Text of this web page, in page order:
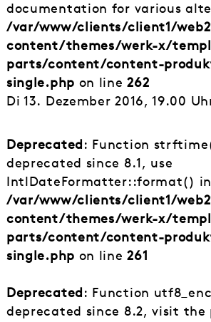
documentation for various
/var/www/clients/client1/
content/themes/werk-x/
parts/content/content-
single.php on line262
Di 13. Dezember 2016, 19.00
Deprecated: Function
deprecated since 8.1, use
IntlDateFormatter::format()
/var/www/clients/client1/
content/themes/werk-x/
parts/content/content-
single.php on line261
Deprecated: Function
deprecated since 8.2, visit the